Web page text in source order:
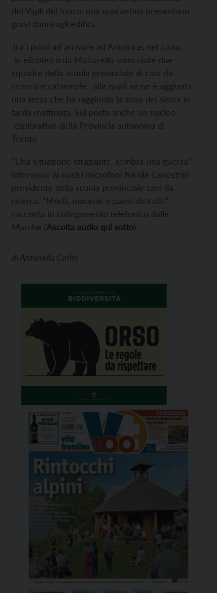
dei Vigili del fuoco, una quarantina presentano
gravi danni agli edifici.
Tra i primi ad arrivare ad Amatrice, nel Lazio,
in elicotetro da Mattarello sono state due
squadre della scuola provinciale di cani da
ricerca e catastrofe, alle quali se ne è aggiunta
una terza che ha raggiunto la zona del sisma in
tarda mattinata. Sul posto anche un nucleo
esplorativo della Provincia autonoma di
Trento
“Una situazione straziante, sembra una guerra”
interviene ai nostri microfoni Nicola Canestrini
presidente della scuola provinciale cani da
ricerca. “Morti, macerie e paesi distrutti”
racconta in collegamento telefonico dalle
Marche (Ascolta audio qui sotto)
diAntonella Carlin